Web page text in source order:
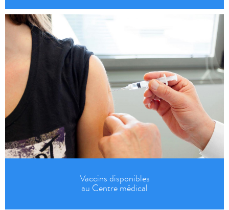
Vaccins disponibles
au Centre médical